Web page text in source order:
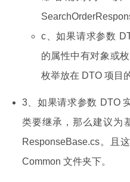
c、如果请求参数
的属性中有对象或
枚举放在 DTO 项目
3、如果请求参数 DTO
类要继承，那么建议为
ResponseBase.cs。且
Common 文件夹下。